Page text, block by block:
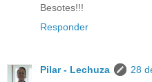
Besotes!!!
Responder
Pilar - Lechuza
28